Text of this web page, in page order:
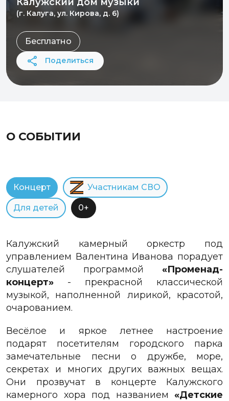
Калужский дом музыки
(г. Калуга, ул. Кирова, д. 6)
Бесплатно
Поделиться
О СОБЫТИИ
Концерт Участникам СВО
Для детей 0+
Калужский камерный оркестр под
управлением Валентина Иванова порадует
слушателей программой «Променад-
концерт» - прекрасной классической
музыкой, наполненной лирикой, красотой,
очарованием.
Весёлое и яркое летнее настроение
подарят посетителям городского парка
замечательные песни о дружбе, море,
секретах и многих других важных вещах.
Они прозвучат в концерте Калужского
камерного хора под названием «Детские